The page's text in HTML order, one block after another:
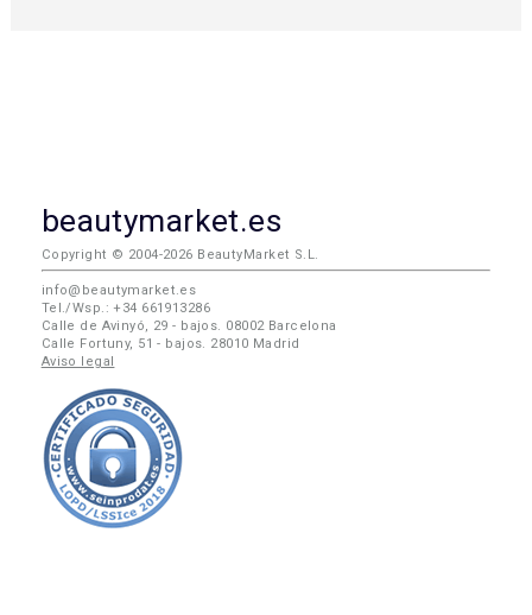
beautymarket.es
Copyright © 2004-2026 BeautyMarket S.L.
info@beautymarket.es
Tel./Wsp.: +34 661913286
Calle de Avinyó, 29 - bajos. 08002 Barcelona
Calle Fortuny, 51 - bajos. 28010 Madrid
Aviso legal